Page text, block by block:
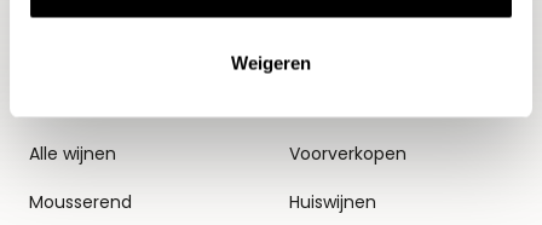
Weigeren
Alle wijnen
Mousserend
Thema's
Voorverkopen
Huiswijnen